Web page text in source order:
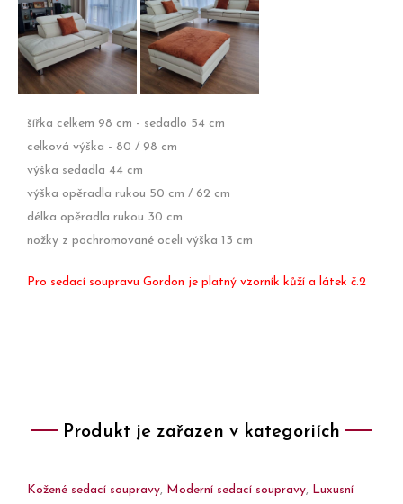
na míru
Gordon
dle přání
zákazníka,
světlý a
zemitý
manšestr.
Gordon ve
dvojbarevném
provedení.
šířka celkem 98 cm - sedadlo 54 cm
celková výška - 80 / 98 cm
výška sedadla 44 cm
výška opěradla rukou 50 cm / 62 cm
délka opěradla rukou 30 cm
nožky z pochromované oceli výška 13 cm
Pro sedací soupravu Gordon je platný vzorník kůží a látek č.2
Produkt je zařazen v kategoriích
Kožené sedací soupravy, Moderní sedací soupravy, Luxusní